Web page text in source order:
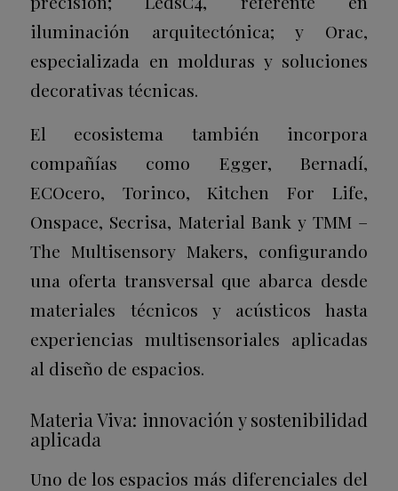
iluminación arquitectónica; y Orac,
especializada en molduras y soluciones
decorativas técnicas.
El ecosistema también incorpora
compañías como Egger, Bernadí,
ECOcero, Torinco, Kitchen For Life,
Onspace, Secrisa, Material Bank y TMM –
The Multisensory Makers, configurando
una oferta transversal que abarca desde
materiales técnicos y acústicos hasta
experiencias multisensoriales aplicadas
al diseño de espacios.
Materia Viva: innovación y sostenibilidad
aplicada
Uno de los espacios más diferenciales del